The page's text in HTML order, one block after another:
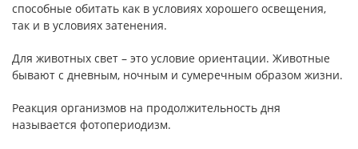
способные обитать как в условиях хорошего освещения,
так и в условиях затенения.
Для животных свет – это условие ориентации. Животные
бывают с дневным, ночным и сумеречным образом жизни.
Реакция организмов на продолжительность дня
называется фотопериодизм.